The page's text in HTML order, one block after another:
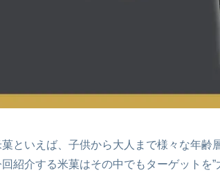
といえば、子供から大人まで様々な年齢
紹介する米菓はその中でもターゲットを